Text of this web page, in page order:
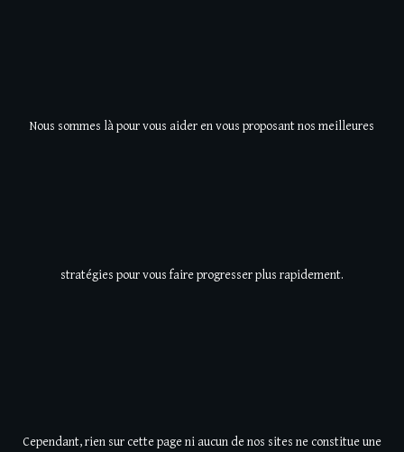
Nous sommes là pour vous aider en vous proposant nos meilleures
stratégies pour vous faire progresser plus rapidement.
Cependant, rien sur cette page ni aucun de nos sites ne constitue une